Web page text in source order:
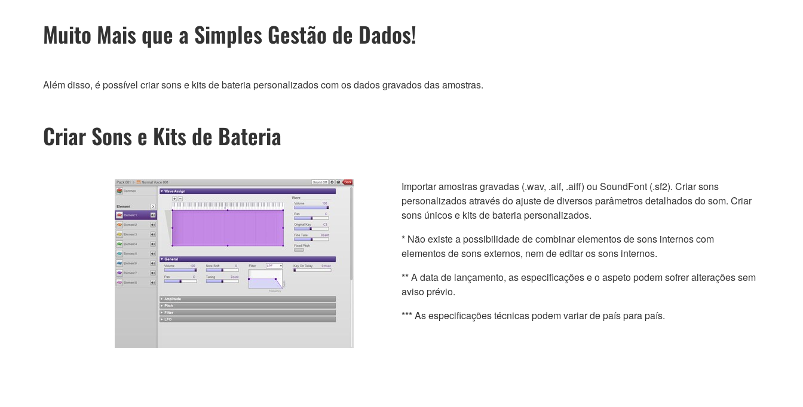
Muito Mais que a Simples Gestão de Dados!
Além disso, é possível criar sons e kits de bateria personalizados com os dados gravados das amostras.
Criar Sons e Kits de Bateria
Importar amostras gravadas (.wav, .aif, .aiff) ou SoundFont (.sf2). Criar sons
personalizados através do ajuste de diversos parâmetros detalhados do som. Criar
sons únicos e kits de bateria personalizados.
* Não existe a possibilidade de combinar elementos de sons internos com
elementos de sons externos, nem de editar os sons internos.
** A data de lançamento, as especificações e o aspeto podem sofrer alterações sem
aviso prévio.
*** As especificações técnicas podem variar de país para país.